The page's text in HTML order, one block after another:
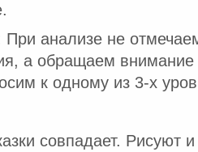
анализе не
а обращаем внимание
к одному из 3-х
совпадает. Рисуют